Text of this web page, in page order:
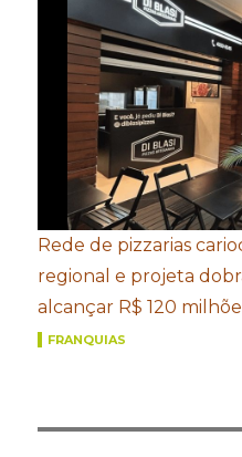
Rede de pizzarias
regional e projeta
alcançar R$ 120
FRANQUIAS